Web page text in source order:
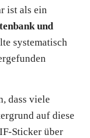
ist als ein
und
systematisch
dass viele
auf diese
Sticker über